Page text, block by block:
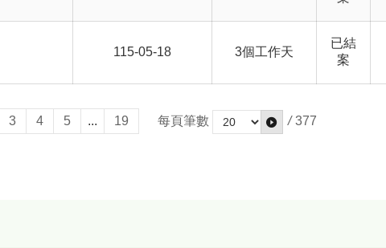
115-05-18 3個工作天
已結
案
3 4 5 ... 19 每頁筆數 / 377